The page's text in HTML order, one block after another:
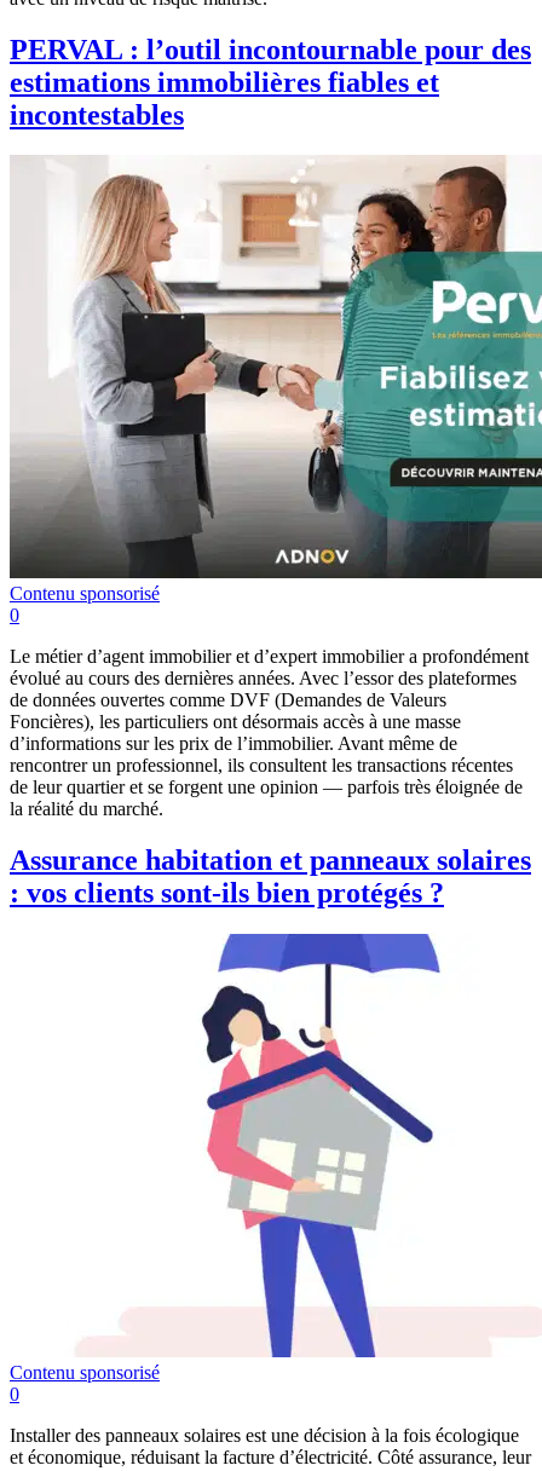
PERVAL : l’outil incontournable pour des
estimations immobilières fiables et
incontestables
Contenu sponsorisé
0
Le métier d’agent immobilier et d’expert immobilier a profondément
évolué au cours des dernières années. Avec l’essor des plateformes
de données ouvertes comme DVF (Demandes de Valeurs
Foncières), les particuliers ont désormais accès à une masse
d’informations sur les prix de l’immobilier. Avant même de
rencontrer un professionnel, ils consultent les transactions récentes
de leur quartier et se forgent une opinion — parfois très éloignée de
la réalité du marché.
Assurance habitation et panneaux solaires
: vos clients sont-ils bien protégés ?
Contenu sponsorisé
0
Installer des panneaux solaires est une décision à la fois écologique
et économique, réduisant la facture d’électricité. Côté assurance, leur